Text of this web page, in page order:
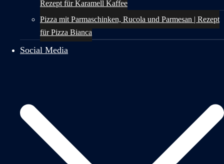
Rezept für Karamell Kaffee
Pizza mit Parmaschinken, Rucola und Parmesan | Rezept
für Pizza Bianca
Social Media